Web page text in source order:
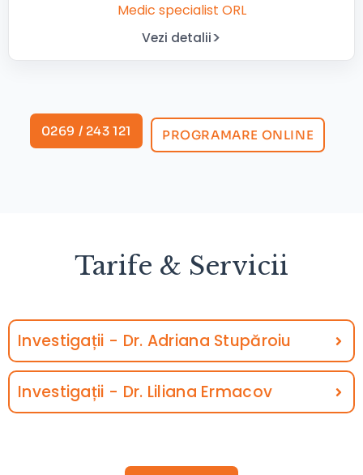
Medic specialist ORL
Vezi detalii
0269 / 243 121 PROGRAMARE ONLINE
Tarife & Servicii
Investigații - Dr. Adriana Stupăroiu
Investigații - Dr. Liliana Ermacov